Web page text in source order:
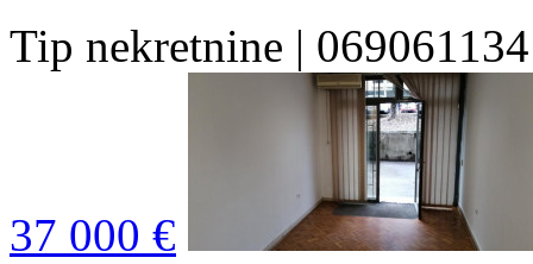
Tip nekretnine | 069061134
37 000 €